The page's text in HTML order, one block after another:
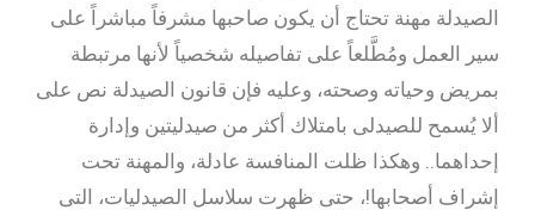
الصيدلة مهنة تحتاج أن يكون صاحبها مشرفاً مباشراً على
سير العمل ومُطَّلعاً على تفاصيله شخصياً لأنها مرتبطة
بمريض وحياته وصحته، وعليه فإن قانون الصيدلة نص على
ألا يُسمح للصيدلى بامتلاك أكثر من صيدليتين وإدارة
إحداهما.. وهكذا ظلت المنافسة عادلة، والمهنة تحت
إشراف أصحابها!، حتى ظهرت سلاسل الصيدليات، التى